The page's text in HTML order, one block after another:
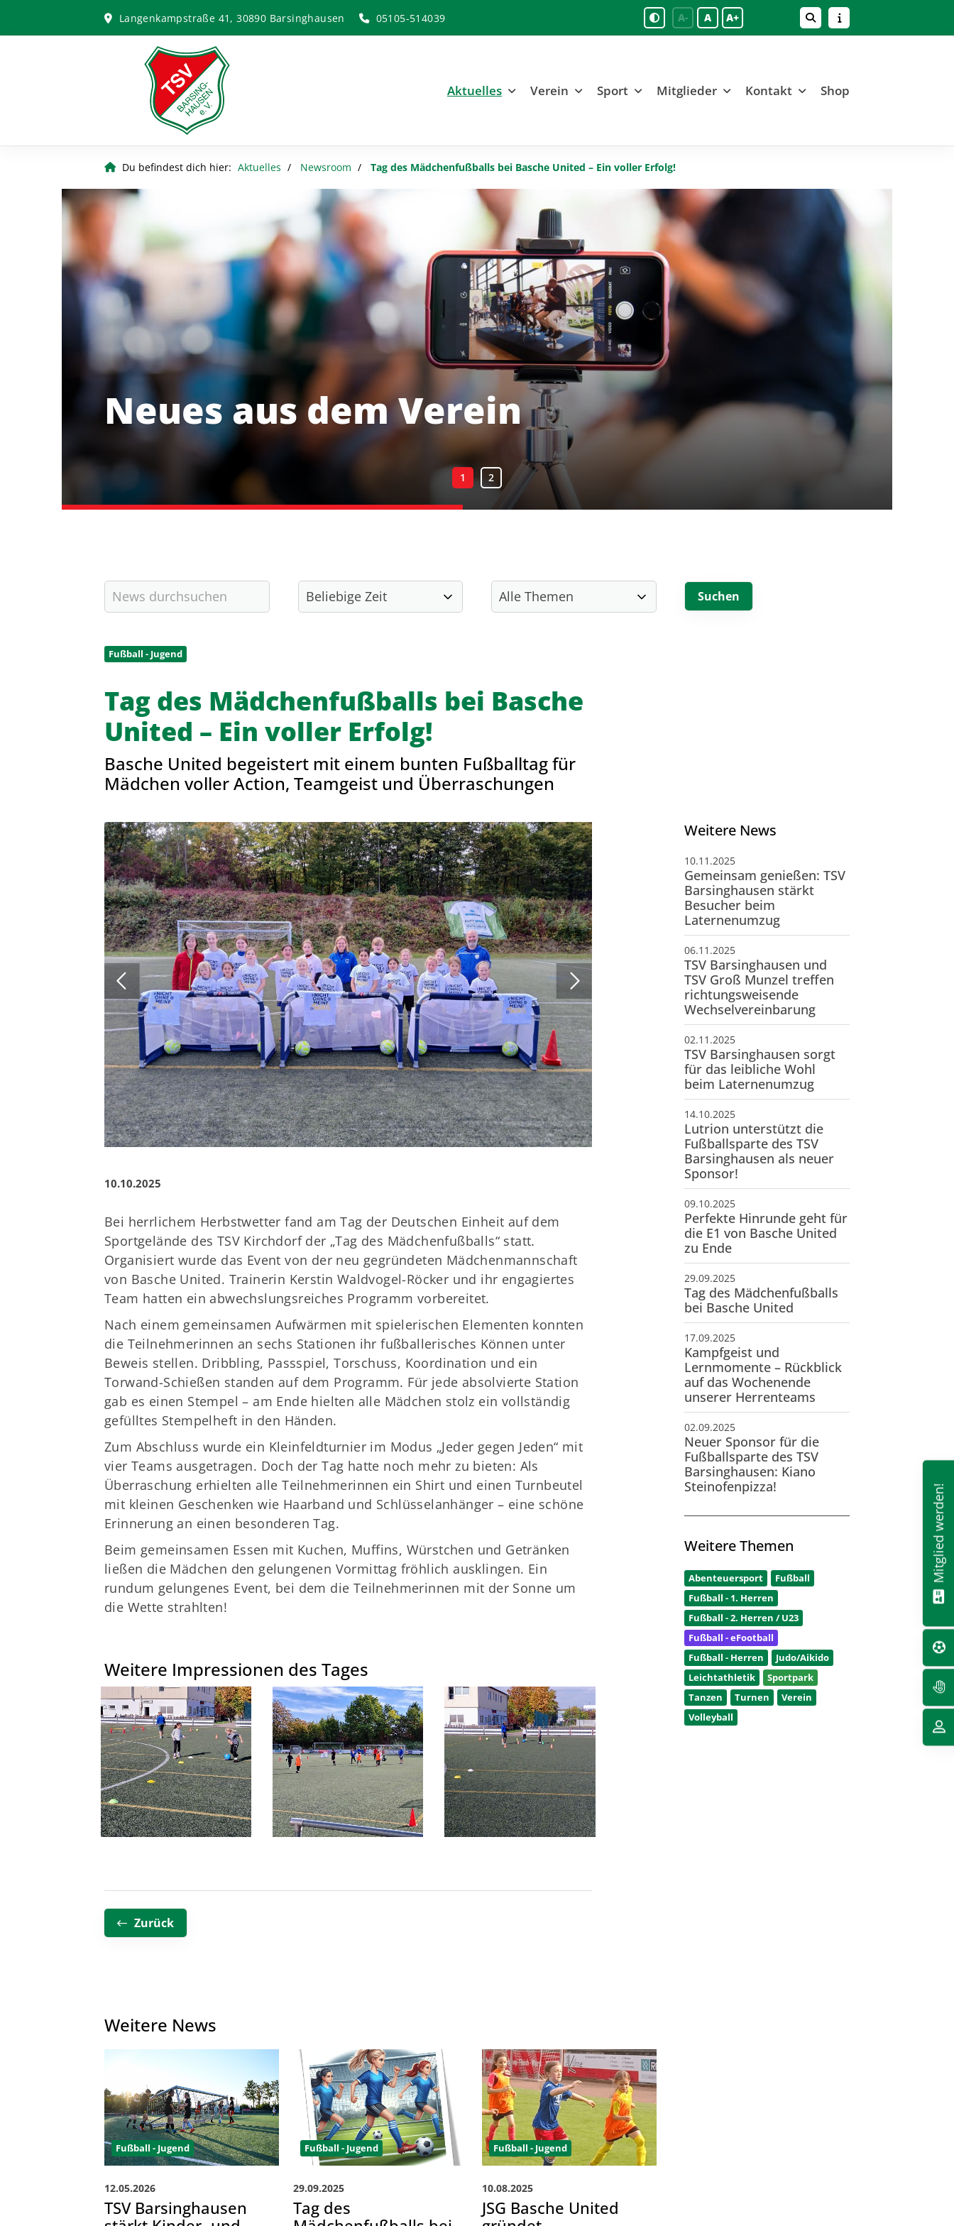
Langenkampstraße 41, 30890 Barsinghausen 05105-514039 A- A A+
Aktuelles Verein Sport Mitglieder Kontakt Shop
Du befindest dich hier: Aktuelles Newsroom Tag des Mädchenfußballs bei Basche United – Ein voller Erfolg!
Neues aus dem Verein
Fußball - Jugend
Tag des Mädchenfußballs bei Basche
United – Ein voller Erfolg!
Basche United begeistert mit einem bunten Fußballtag für
Mädchen voller Action, Teamgeist und Überraschungen
10.10.2025
Bei herrlichem Herbstwetter fand am Tag der Deutschen Einheit auf dem
Sportgelände des TSV Kirchdorf der „Tag des Mädchenfußballs“ statt.
Organisiert wurde das Event von der neu gegründeten Mädchenmannschaft
von Basche United. Trainerin Kerstin Waldvogel-Röcker und ihr engagiertes
Team hatten ein abwechslungsreiches Programm vorbereitet.
Nach einem gemeinsamen Aufwärmen mit spielerischen Elementen konnten
die Teilnehmerinnen an sechs Stationen ihr fußballerisches Können unter
Beweis stellen. Dribbling, Passspiel, Torschuss, Koordination und ein
Torwand-Schießen standen auf dem Programm. Für jede absolvierte Station
gab es einen Stempel – am Ende hielten alle Mädchen stolz ein vollständig
gefülltes Stempelheft in den Händen.
Zum Abschluss wurde ein Kleinfeldturnier im Modus „Jeder gegen Jeden“ mit
vier Teams ausgetragen. Doch der Tag hatte noch mehr zu bieten: Als
Überraschung erhielten alle Teilnehmerinnen ein Shirt und einen Turnbeutel
mit kleinen Geschenken wie Haarband und Schlüsselanhänger – eine schöne
Erinnerung an einen besonderen Tag.
Beim gemeinsamen Essen mit Kuchen, Muffins, Würstchen und Getränken
ließen die Mädchen den gelungenen Vormittag fröhlich ausklingen. Ein
rundum gelungenes Event, bei dem die Teilnehmerinnen mit der Sonne um
die Wette strahlten!
Weitere Impressionen des Tages
Zurück
Weitere News
10.11.2025
Gemeinsam genießen: TSV
Barsinghausen stärkt
Besucher beim
Laternenumzug
06.11.2025
TSV Barsinghausen und
TSV Groß Munzel treffen
richtungsweisende
Wechselvereinbarung
02.11.2025
TSV Barsinghausen sorgt
für das leibliche Wohl
beim Laternenumzug
14.10.2025
Lutrion unterstützt die
Fußballsparte des TSV
Barsinghausen als neuer
Sponsor!
09.10.2025
Perfekte Hinrunde geht für
die E1 von Basche United
zu Ende
29.09.2025
Tag des Mädchenfußballs
bei Basche United
17.09.2025
Kampfgeist und
Lernmomente – Rückblick
auf das Wochenende
unserer Herrenteams
02.09.2025
Neuer Sponsor für die
Fußballsparte des TSV
Barsinghausen: Kiano
Steinofenpizza!
Weitere Themen
Abenteuersport
Fußball
Fußball - 1. Herren
Fußball - 2. Herren / U23
Fußball - eFootball
Fußball - Herren
Judo/Aikido
Leichtathletik
Sportpark
Tanzen
Turnen
Verein
Volleyball
Weitere News
Fußball - Jugend
12.05.2026
TSV Barsinghausen
Fußball - Jugend
29.09.2025
Tag des
Fußball - Jugend
10.08.2025
JSG Basche United
Mitglied werden!
Sportangebote finden
Sparten
Fußball
Termine
Downloads
Fragen & Antworten